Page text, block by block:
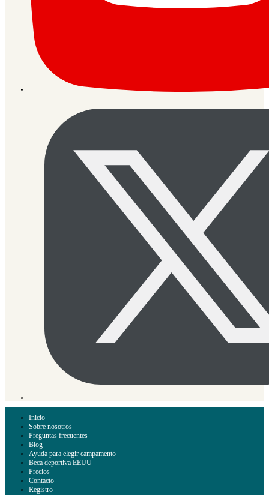
Inicio
Sobre nosotros
Preguntas frecuentes
Blog
Ayuda para elegir campamento
Beca deportiva EEUU
Precios
Contacto
Registro